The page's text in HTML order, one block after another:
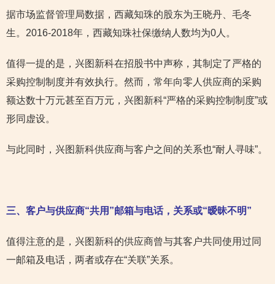
据市场监督管理局数据，西藏知珠的股东为王晓丹、毛冬
生。2016-2018年，西藏知珠社保缴纳人数均为0人。
值得一提的是，兴图新科在招股书中声称，其制定了严格的
采购控制制度并有效执行。然而，常年向零人供应商的采购
额达数十万元甚至百万元，兴图新科“严格的采购控制制度”或
形同虚设。
与此同时，兴图新科供应商与客户之间的关系也“耐人寻味”。
三、客户与供应商“共用”邮箱与电话，关系或“暧昧不明”
值得注意的是，兴图新科的供应商曾与其客户共同使用过同
一邮箱及电话，两者或存在“关联”关系。